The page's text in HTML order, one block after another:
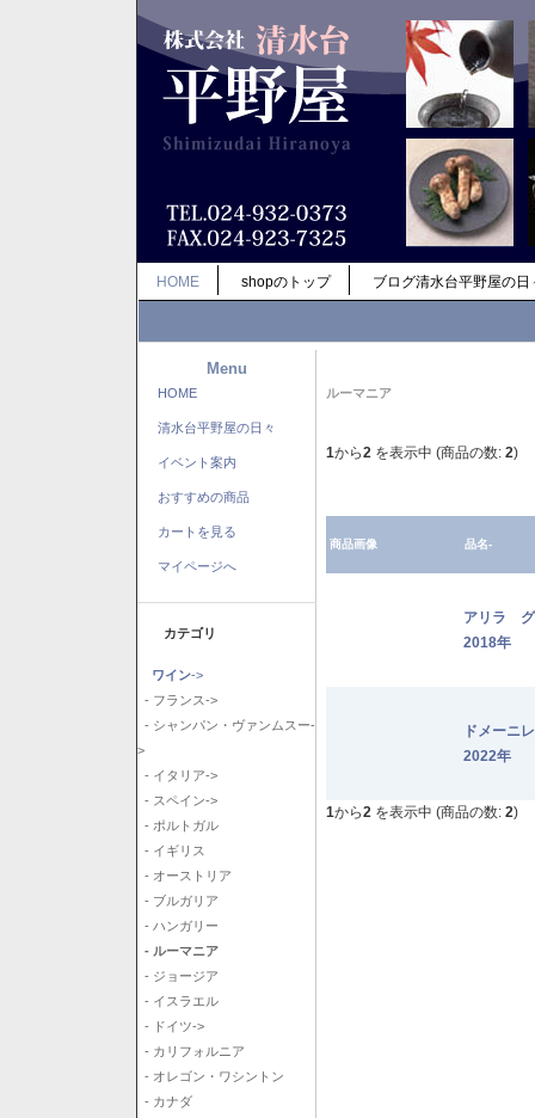
HOME shopのトップ ブログ清水台平野屋の日
Menu
HOME
清水台平野屋の日々
イベント案内
おすすめの商品
カートを見る
マイページへ
カテゴリ
ワイン->
- フランス->
- シャンパン・ヴァンムスー-
>
- イタリア->
- スペイン->
- ポルトガル
- イギリス
- オーストリア
- ブルガリア
- ハンガリー
- ルーマニア
- ジョージア
- イスラエル
- ドイツ->
- カリフォルニア
- オレゴン・ワシントン
- カナダ
ルーマニア
1から2 を表示中 (商品の数: 2)
商品画像 品名-
アリラ
2018年
ドメー
2022年
1から2 を表示中 (商品の数: 2)